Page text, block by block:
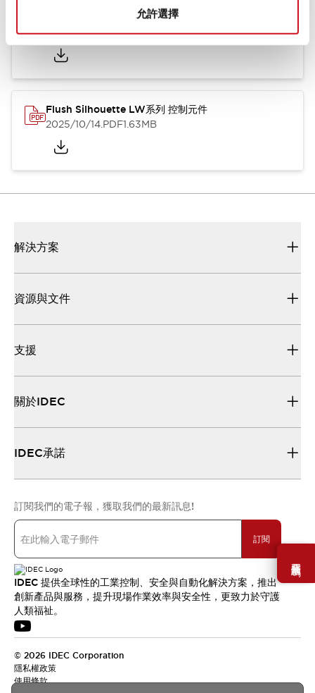
允許選擇
需要幫助嗎？
Flush Silhouette LW系列 控制元件 (英文版)
2025/09/19.PDF1.23MB
Flush Silhouette LW系列 控制元件
2025/10/14.PDF1.63MB
解決方案
資源與文件
支援
關於IDEC
IDEC承諾
訂閱我們的電子報，獲取我們的最新訊息!
訂閱
IDEC 提供全球性的工業控制、安全與自動化解決方案，推出
創新產品與服務，提升現場作業效率與安全性，更致力於守護
人類福祉。
© 2026 IDEC Corporation
隱私權政策
使用條款